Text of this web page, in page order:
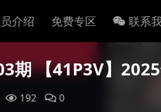
介绍 免费专区 联系
期 【41P3V】
192 0